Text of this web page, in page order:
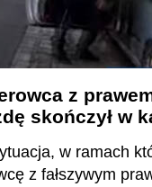
z
skończył w
w ramach
z fałszywym